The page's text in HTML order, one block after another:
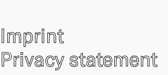
Imprint
Privacy statement